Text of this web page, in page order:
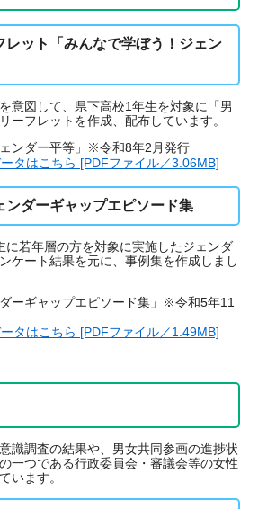
レット「みんなで学ぼう！ジェン
意図して、県下高校1年生を対象に「男
ーフレットを作成、配布しています。
ェンダー平等」※令和8年2月発行
タはこちら [PDFファイル／3.06MB]
ンダーギャップエピソード集
若年層の方を対象に実施したジェンダ
ケート結果を元に、事例集を作成しまし
ダーギャップエピソード集」※令和5年11
タはこちら [PDFファイル／1.49MB]
識調査の結果や、男女共同参画の進捗状
一つである行政委員会・審議会等の女性
います。